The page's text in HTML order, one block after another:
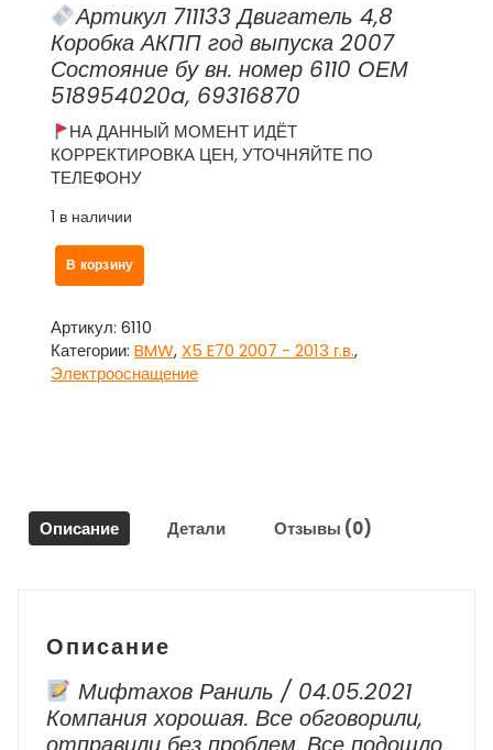
Артикул 711133 Двигатель 4,8
Коробка АКПП год выпуска 2007
Состояние бу вн. номер 6110 ОЕМ
518954020a, 69316870
НА ДАННЫЙ МОМЕНТ ИДЁТ
КОРРЕКТИРОВКА ЦЕН, УТОЧНЯЙТЕ ПО
ТЕЛЕФОНУ
1 в наличии
Количество
товара
предохранителей
багажника
для
X5
E70
2007
2013
г.в.
В корзину
Артикул: 6110
Категории: BMW, X5 E70 2007 - 2013 г.в.,
Электрооснащение
Описание Детали Отзывы (0)
Описание
Мифтахов Раниль / 04.05.2021
Компания хорошая. Все обговорили,